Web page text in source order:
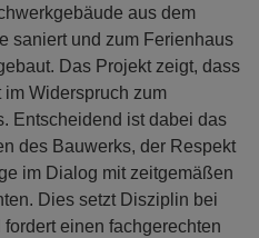
aus dem
saniert und zum Ferienhaus
Das Projekt zeigt, dass
Widerspruch zum
Entscheidend ist dabei das
des Bauwerks, der Respekt
im Dialog mit zeitgemäßen
Dies setzt Disziplin bei
einen fachgerechten